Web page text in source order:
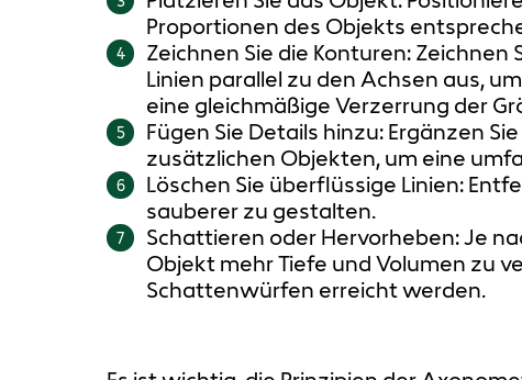
Proportionen des Objekts
4
Zeichnen Sie die Konturen:
Linien parallel zu den Achsen aus,
eine gleichmäßige Verzerrung der
5
Fügen Sie Details hinzu: Ergänzen
zusätzlichen Objekten, um eine
6
Löschen Sie überflüssige Linien:
sauberer zu gestalten.
7
Schattieren oder Hervorheben: Je
Objekt mehr Tiefe und Volumen zu
Schattenwürfen erreicht werden.